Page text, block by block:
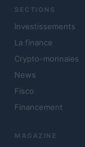
SECTIONS
Investissements
La finance
Crypto-monnaies
News
Fisco
Financement
MAGAZINE